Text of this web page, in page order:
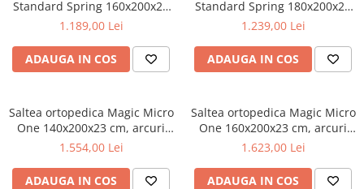
Standard Spring 160x200x25
cm, arcuri Bonell, husa
hipoalergenica, fermitate tare
1.189,00 Lei
ADAUGA IN COS
Standard Spring 180x200x25
cm, arcuri Bonell, husa
hipoalergenica, fermitate tare
1.239,00 Lei
ADAUGA IN COS
Saltea ortopedica Magic Micro
One 140x200x23 cm, arcuri
pocket, 7 zone confort, husa
medie
1.554,00 Lei
ADAUGA IN COS
Saltea ortopedica Magic Micro
One 160x200x23 cm, arcuri
pocket, 7 zone confort, husa
medie
1.623,00 Lei
ADAUGA IN COS